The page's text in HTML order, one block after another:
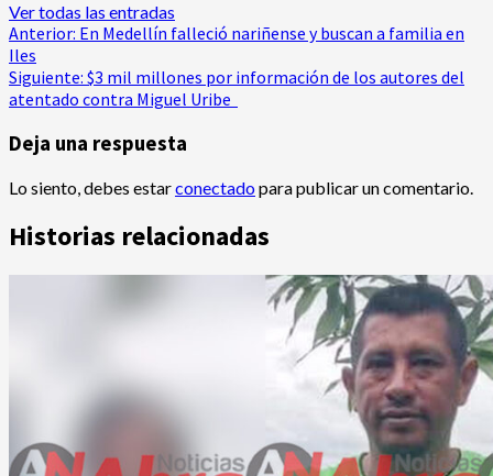
Ver todas las entradas
Navegación
de
entradas
Anterior: En Medellín falleció nariñense y buscan a familia en
Iles
Siguiente: $3 mil millones por información de los autores del
atentado contra Miguel Uribe
Deja una respuesta
Lo siento, debes estarconectadopara publicar un comentario.
Historias relacionadas